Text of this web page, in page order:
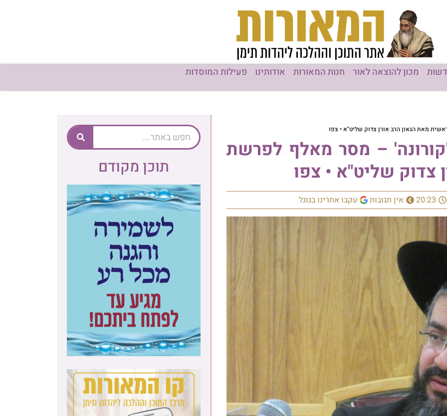
מכון להוצאה לאור חנות המאורות אודותינו פעילות המוסדות
מאת הגאון הרב אורן צדוק שליט"א • צפו
– מסר מאלף לפרשת
צדוק שליט"א • צפו
20:23 אין תגובות עקבו אחרינו בגוגל
תוכן מקודם